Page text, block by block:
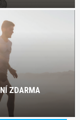
ZDARMA